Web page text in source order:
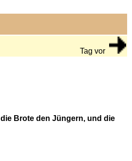
Tag vor
Brote den Jüngern, und die